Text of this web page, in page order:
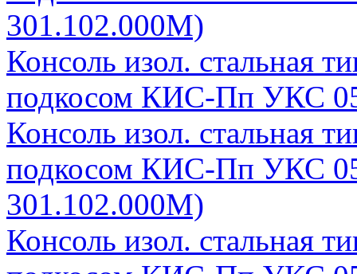
301.102.000М)
Консоль изол. стальная
подкосом КИС-Пп УКС
Консоль изол. стальная
подкосом КИС-Пп УКС
301.102.000М)
Консоль изол. стальная